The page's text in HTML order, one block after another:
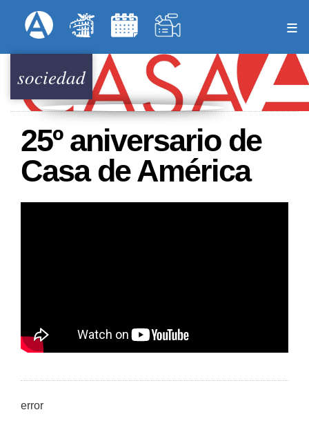
al
principal
Menú Superior
sociedad
25º aniversario de
Casa de América
error